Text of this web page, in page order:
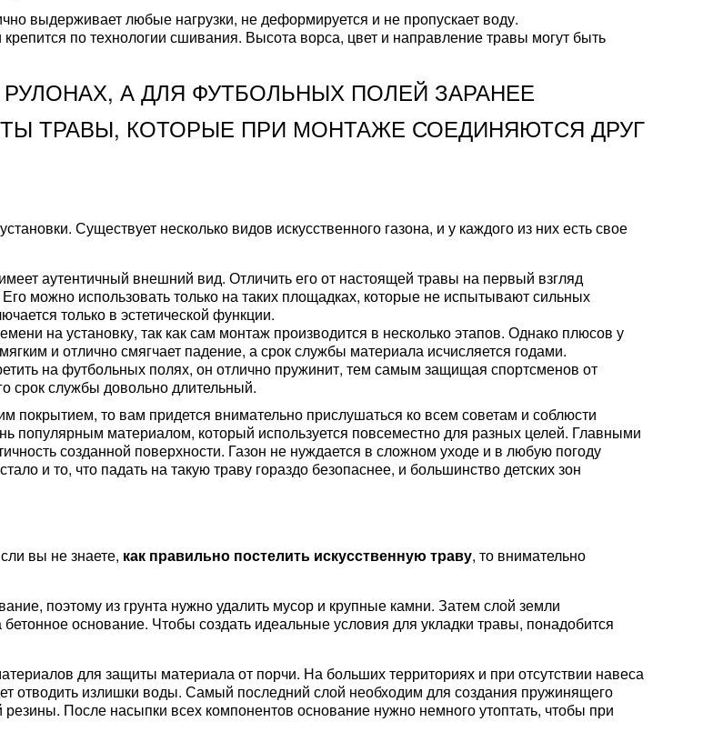
выдерживает любые нагрузки, не деформируется и не пропускает воду.
по технологии сшивания. Высота ворса, цвет и направление травы могут быть
А ДЛЯ ФУТБОЛЬНЫХ ПОЛЕЙ ЗАРАНЕЕ
ТРАВЫ, КОТОРЫЕ ПРИ МОНТАЖЕ СОЕДИНЯЮТСЯ ДРУГ
Существует несколько видов искусственного газона, и у каждого из них есть свое
аутентичный внешний вид. Отличить его от настоящей травы на первый взгляд
можно использовать только на таких площадках, которые не испытывают сильных
только в эстетической функции.
на установку, так как сам монтаж производится в несколько этапов. Однако плюсов у
и отлично смягчает падение, а срок службы материала исчисляется годами.
на футбольных полях, он отлично пружинит, тем самым защищая спортсменов от
срок службы довольно длительный.
покрытием, то вам придется внимательно прислушаться ко всем советам и соблюсти
популярным материалом, который используется повсеместно для разных целей. Главными
созданной поверхности. Газон не нуждается в сложном уходе и в любую погоду
и то, что падать на такую траву гораздо безопаснее, и большинство детских зон
вы не знаете, как правильно постелить искусственную траву, то внимательно
поэтому из грунта нужно удалить мусор и крупные камни. Затем слой земли
основание. Чтобы создать идеальные условия для укладки травы, понадобится
для защиты материала от порчи. На больших территориях и при отсутствии навеса
отводить излишки воды. Самый последний слой необходим для создания пружинящего
После насыпки всех компонентов основание нужно немного утоптать, чтобы при